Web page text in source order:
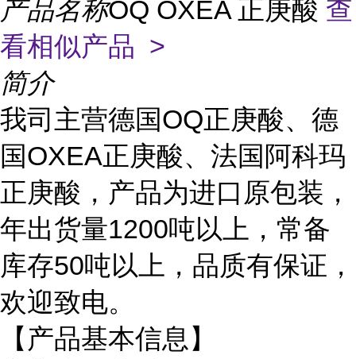
产品名称OQ OXEA 正庚酸 查
看相似产品 >
简介
我司 主营德国OQ正庚酸、德
国OXEA正庚酸、法国阿科玛
正庚酸，产品为进口原包装，
年出货量1200吨以上，常备
库存50吨以上，品质有保证，
欢迎致电。
【产品基本信息】